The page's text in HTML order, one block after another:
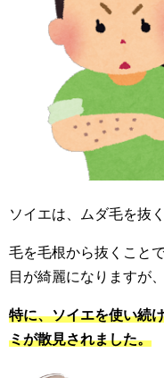
ソイエは、ムダ毛を抜
毛を毛根から抜くこと
目が綺麗になりますが
特に、ソイエを使い続
ミが散見されました。